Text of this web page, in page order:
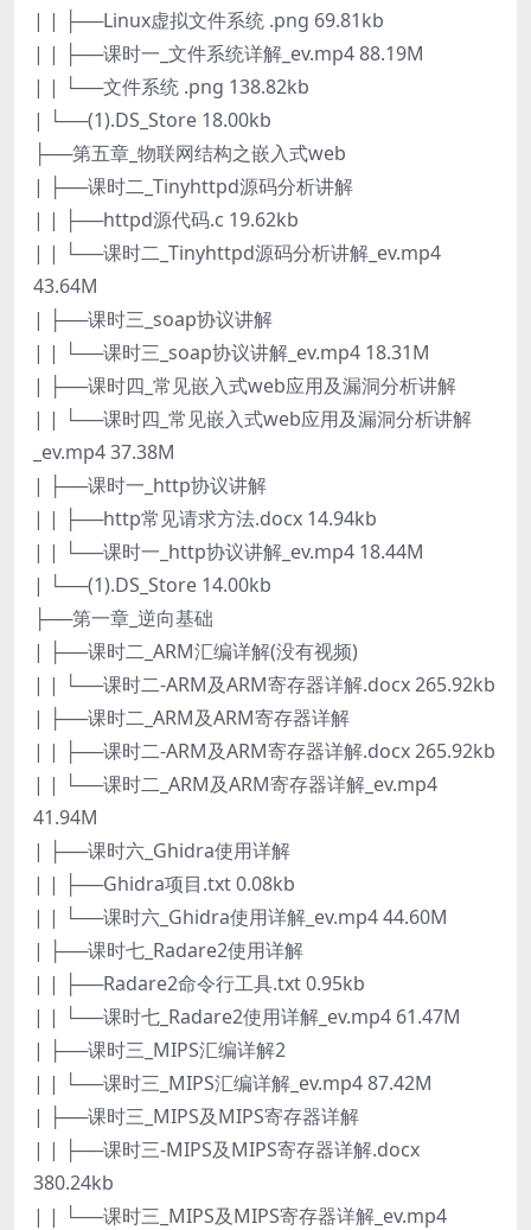
| | ├──Linux虚拟文件系统 .png 69.81kb
| | ├──课时一_文件系统详解_ev.mp4 88.19M
| | └──文件系统 .png 138.82kb
| └──(1).DS_Store 18.00kb
├──第五章_物联网结构之嵌入式web
| ├──课时二_Tinyhttpd源码分析讲解
| | ├──httpd源代码.c 19.62kb
| | └──课时二_Tinyhttpd源码分析讲解_ev.mp4
43.64M
| ├──课时三_soap协议讲解
| | └──课时三_soap协议讲解_ev.mp4 18.31M
| ├──课时四_常见嵌入式web应用及漏洞分析讲解
| | └──课时四_常见嵌入式web应用及漏洞分析讲解
_ev.mp4 37.38M
| ├──课时一_http协议讲解
| | ├──http常见请求方法.docx 14.94kb
| | └──课时一_http协议讲解_ev.mp4 18.44M
| └──(1).DS_Store 14.00kb
├──第一章_逆向基础
| ├──课时二_ARM汇编详解(没有视频)
| | └──课时二-ARM及ARM寄存器详解.docx 265.92kb
| ├──课时二_ARM及ARM寄存器详解
| | ├──课时二-ARM及ARM寄存器详解.docx 265.92kb
| | └──课时二_ARM及ARM寄存器详解_ev.mp4
41.94M
| ├──课时六_Ghidra使用详解
| | ├──Ghidra项目.txt 0.08kb
| | └──课时六_Ghidra使用详解_ev.mp4 44.60M
| ├──课时七_Radare2使用详解
| | ├──Radare2命令行工具.txt 0.95kb
| | └──课时七_Radare2使用详解_ev.mp4 61.47M
| ├──课时三_MIPS汇编详解2
| | └──课时三_MIPS汇编详解_ev.mp4 87.42M
| ├──课时三_MIPS及MIPS寄存器详解
| | ├──课时三-MIPS及MIPS寄存器详解.docx
380.24kb
| | └──课时三_MIPS及MIPS寄存器详解_ev.mp4